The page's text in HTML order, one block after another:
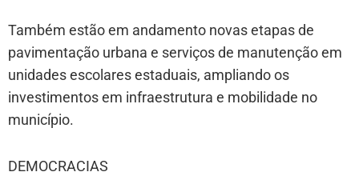
Também estão em andamento novas etapas de
pavimentação urbana e serviços de manutenção em
unidades escolares estaduais, ampliando os
investimentos em infraestrutura e mobilidade no
município.
DEMOCRACIAS